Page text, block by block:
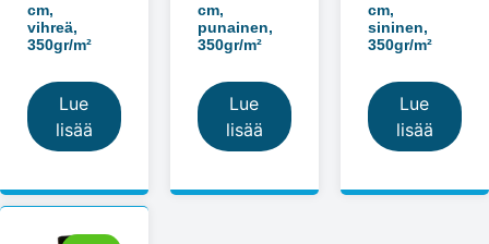
cm,
vihreä,
350gr/m²
Lue
lisää
cm,
punainen,
350gr/m²
Lue
lisää
cm,
sininen,
350gr/m²
Lue
lisää